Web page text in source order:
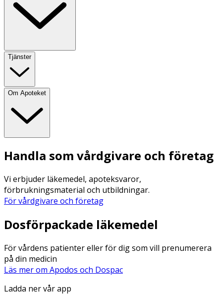
Tjänster
Om Apoteket
Handla som vårdgivare och företag
Vi erbjuder läkemedel, apoteksvaror,
förbrukningsmaterial och utbildningar.
För vårdgivare och företag
Dosförpackade läkemedel
För vårdens patienter eller för dig som vill prenumerera
på din medicin
Läs mer om Apodos och Dospac
Ladda ner vår app